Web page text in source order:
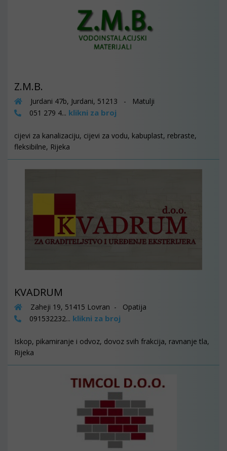
Z.M.B.
Jurdani 47b, Jurdani, 51213 - Matulji
051 279 4... klikni za broj
cijevi za kanalizaciju, cijevi za vodu, kabuplast, rebraste,
fleksibilne, Rijeka
KVADRUM
Zaheji 19, 51415 Lovran - Opatija
091532232... klikni za broj
Iskop, pikamiranje i odvoz, dovoz svih frakcija, ravnanje tla,
Rijeka